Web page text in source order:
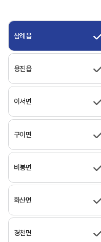
삼례읍
용진읍
이서면
구이면
비봉면
화산면
경천면